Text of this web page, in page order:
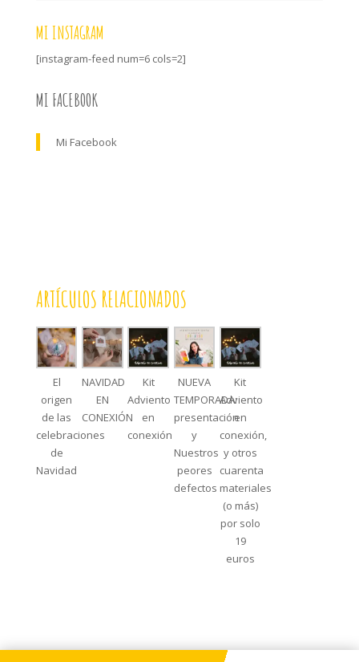
MI INSTAGRAM
[instagram-feed num=6 cols=2]
MI FACEBOOK
Mi Facebook
ARTÍCULOS RELACIONADOS
El
origen
de las
celebraciones
de
Navidad
NAVIDAD
EN
CONEXIÓN
Kit
Adviento
en
conexión
NUEVA
TEMPORADA:
presentación
y
Nuestros
peores
defectos
Kit
Adviento
en
conexión,
y otros
cuarenta
materiales
(o más)
por solo
19
euros